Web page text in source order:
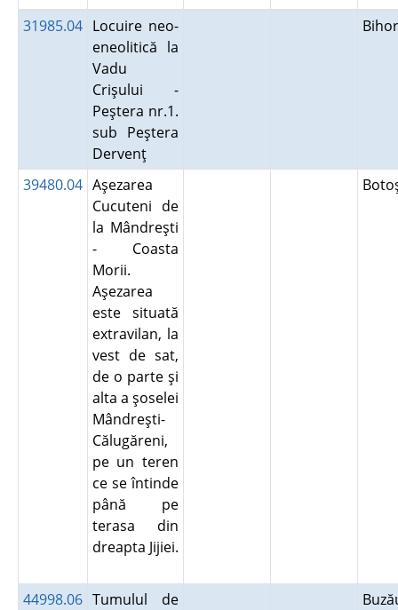
31985.04 Locuire neo-
eneolitică la
Vadu
Crişului -
Peştera nr.1.
sub Peştera
Dervenţ
39480.04 Aşezarea
Cucuteni de
la Mândreşti
- Coasta
Morii.
Aşezarea
este situată
extravilan, la
vest de sat,
de o parte şi
alta a şoselei
Mândreşti-
Călugăreni,
pe un teren
ce se întinde
până pe
terasa din
dreapta Jijiei.
44998.06 Tumulul de